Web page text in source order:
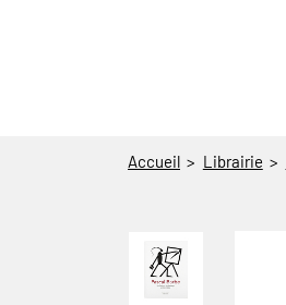
Accueil Librairie